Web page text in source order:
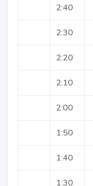
2:40
2:30
2:20
2:10
2:00
1:50
1:40
1:30